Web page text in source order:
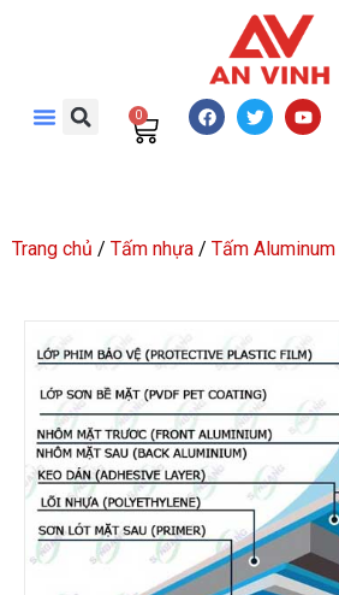
0
Trang chủ / Tấm nhựa / Tấm Aluminum